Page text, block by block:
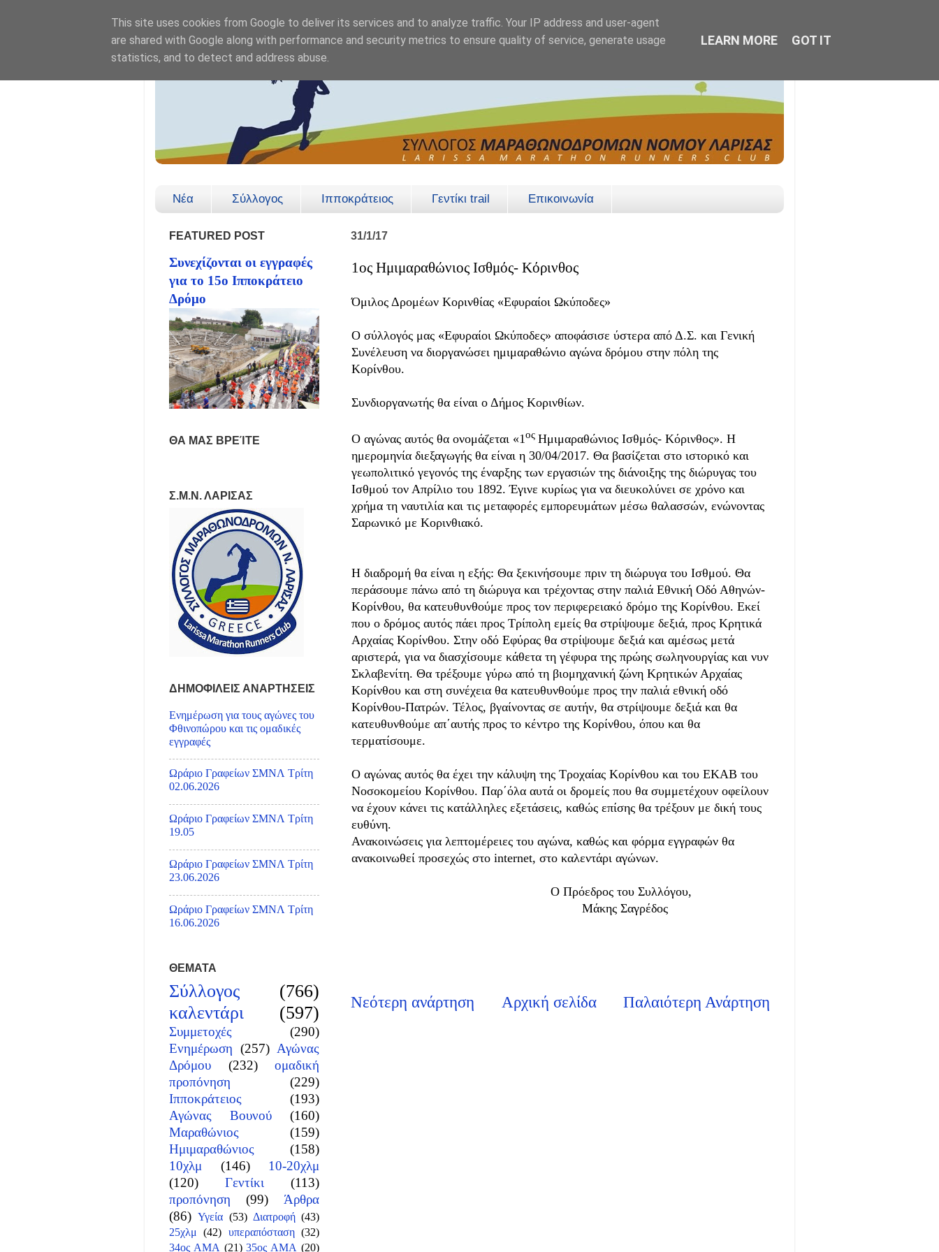
Νέα Σύλλογος Ιπποκράτειος Γεντίκι trail Επικοινωνία
31/1/17
1ος Ημιμαραθώνιος Ισθμός- Κόρινθος
Όμιλος Δρομέων Κορινθίας «Εφυραίοι Ωκύποδες»
Ο σύλλογός μας «Εφυραίοι Ωκύποδες» αποφάσισε ύστερα από Δ.Σ. και Γενική
Συνέλευση να διοργανώσει ημιμαραθώνιο αγώνα δρόμου στην πόλη της
Κορίνθου.
Συνδιοργανωτής θα είναι ο Δήμος Κορινθίων.
Ο αγώνας αυτός θα ονομάζεται «1ος Ημιμαραθώνιος Ισθμός- Κόρινθος». Η
ημερομηνία διεξαγωγής θα είναι η 30/04/2017. Θα βασίζεται στο ιστορικό και
γεωπολιτικό γεγονός της έναρξης των εργασιών της διάνοιξης της διώρυγας του
Ισθμού τον Απρίλιο του 1892. Έγινε κυρίως για να διευκολύνει σε χρόνο και
χρήμα τη ναυτιλία και τις μεταφορές εμπορευμάτων μέσω θαλασσών, ενώνοντας
Σαρωνικό με Κορινθιακό.
Η διαδρομή θα είναι η εξής: Θα ξεκινήσουμε πριν τη διώρυγα του Ισθμού. Θα
περάσουμε πάνω από τη διώρυγα και τρέχοντας στην παλιά Εθνική Οδό Αθηνών-
Κορίνθου, θα κατευθυνθούμε προς τον περιφερειακό δρόμο της Κορίνθου. Εκεί
που ο δρόμος αυτός πάει προς Τρίπολη εμείς θα στρίψουμε δεξιά, προς Κρητικά
Αρχαίας Κορίνθου. Στην οδό Εφύρας θα στρίψουμε δεξιά και αμέσως μετά
αριστερά, για να διασχίσουμε κάθετα τη γέφυρα της πρώης σωληνουργίας και νυν
Σκλαβενίτη. Θα τρέξουμε γύρω από τη βιομηχανική ζώνη Κρητικών Αρχαίας
Κορίνθου και στη συνέχεια θα κατευθυνθούμε προς την παλιά εθνική οδό
Κορίνθου-Πατρών. Τέλος, βγαίνοντας σε αυτήν, θα στρίψουμε δεξιά και θα
κατευθυνθούμε απ΄αυτής προς το κέντρο της Κορίνθου, όπου και θα
τερματίσουμε.
Ο αγώνας αυτός θα έχει την κάλυψη της Τροχαίας Κορίνθου και του ΕΚΑΒ του
Νοσοκομείου Κορίνθου. Παρ΄όλα αυτά οι δρομείς που θα συμμετέχουν οφείλουν
να έχουν κάνει τις κατάλληλες εξετάσεις, καθώς επίσης θα τρέξουν με δική τους
ευθύνη.
Ανακοινώσεις για λεπτομέρειες του αγώνα, καθώς και φόρμα εγγραφών θα
ανακοινωθεί προσεχώς στο internet, στο καλεντάρι αγώνων.
Ο Πρόεδρος του Συλλόγου,
Μάκης Σαγρέδος
Νεότερη ανάρτηση Παλαιότερη Ανάρτηση
Αρχική σελίδα
FEATURED POST
Συνεχίζονται οι εγγραφές
για το 15ο Ιπποκράτειο
Δρόμο
ΘΑ ΜΑΣ ΒΡΕΊΤΕ
Σ.Μ.Ν. ΛΑΡΙΣΑΣ
ΔΗΜΟΦΙΛΕΙΣ ΑΝΑΡΤΗΣΕΙΣ
Ενημέρωση για τους αγώνες του
Φθινοπώρου και τις ομαδικές
εγγραφές
Ωράριο Γραφείων ΣΜΝΛ Τρίτη
02.06.2026
Ωράριο Γραφείων ΣΜΝΛ Τρίτη
19.05
Ωράριο Γραφείων ΣΜΝΛ Τρίτη
23.06.2026
Ωράριο Γραφείων ΣΜΝΛ Τρίτη
16.06.2026
ΘΕΜΑΤΑ
Σύλλογος
(766)
καλεντάρι
(597)
Συμμετοχές
(290)
Ενημέρωση (257) Αγώνας
Δρόμου
(232)
ομαδική
προπόνηση
(229)
Ιπποκράτειος
(193)
Αγώνας Βουνού
(160)
Μαραθώνιος
(159)
Ημιμαραθώνιος
(158)
10χλμ
(146)
10-20χλμ
(120)
Γεντίκι
(113)
προπόνηση
(99)
Άρθρα
(86) Υγεία (53) Διατροφή (43)
25χλμ (42) υπεραπόσταση (32)
34ος ΑΜΑ (21) 35ος ΑΜΑ (20)
This site uses cookies from Google to deliver its services and to analyze traffic. Your IP address and user-agent
are shared with Google along with performance and security metrics to ensure quality of service, generate usage
statistics, and to detect and address abuse.
LEARN MORE GOT IT